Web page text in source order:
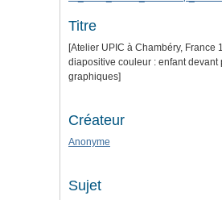
Titre
[Atelier UPIC à Chambéry, France
diapositive couleur : enfant devant
graphiques]
Créateur
Anonyme
Sujet